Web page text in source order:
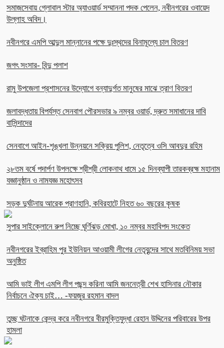
সমাজসেবায় গ্লোবাল স্টার অ্যাওয়ার্ড সম্মাননা পদক পেলেন, নবীনগরের ওবায়েদ
উল্লাহ অবিদ।
নবীনগরে এমপি আব্দুল মান্নানের পক্ষে দুঃস্থদের বিনামূল্যে চাল বিতরণ
জগৎ সংসার- বিন্দু পলাশ
রামু উপজেলা প্রশাসনের উদ্যোগে বন্যাদুর্গত মানুষের মাঝে ত্রাণ বিতরণ
জলাবদ্ধতায় বিপর্যস্ত সেনবাগ পৌরসভার ৯ নম্বর ওয়ার্ড, দ্রুত সমাধানের দাবি
বাসিন্দাদের
সেনবাগে আইন-শৃঙ্খলা উন্নয়নে সক্রিয় পুলিশ, নেতৃত্বে ওসি আবদুর রহিম
২৮তম বর্ষে পদার্পণ উপলক্ষে শ্রীশ্রী লোকনাথ ধামে ১৫ দিনব্যাপী তারকব্রহ্ম মহানাম
যজ্ঞানুষ্ঠান ও নামযজ্ঞ মহোৎসব
সড়ক দুর্ঘটনায় আরেক প্রাণহানি, কবিরহাটে নিহত ৬০ বছরের কৃষক
সুপার সাইক্লোনে রুপ নিচ্ছে ঘূর্ণিঝড় মোখা, ১০ নম্বর মহাবিপদ সংকেত
নবীনগরের ইব্রাহিম পুর ইউনিয়ন আওয়ামী লীগের নেতৃবৃন্দের সাথে মতবিনিময় সভা
অনুষ্ঠিত
আমি ভাই লীগ এমপি লীগ পছন্দ করিনা আমি জননেত্রী শেখ হাসিনার নৌকার
নির্বাচনে ঐক্য চাই… -ফয়জুর রহমান বাদল
তুচ্ছ ঘটনাকে কেন্দ্র করে নবীনগরে বীরমুক্তিযুদ্ধা রেহান উদ্দিনের পরিবারের উপর
হামলা